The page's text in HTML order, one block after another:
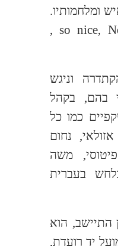
ומלחמותיו.
,
, so nice
וניגש
בהם, בקהל
כמו כל
נחום
משה
בעברית
התיישב, הוא
יד רועדת,